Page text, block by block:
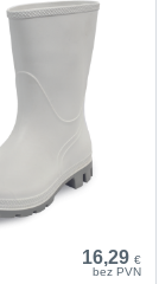
16,29 €
bez PVN